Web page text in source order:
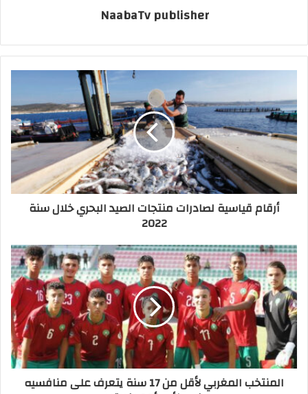
NaabaTv publisher
أرقام قياسية لصادرات منتجات الصيد البحري خلال سنة
2022
المنتخب المغربي لأقل من 17 سنة يتعرف على منافسيه